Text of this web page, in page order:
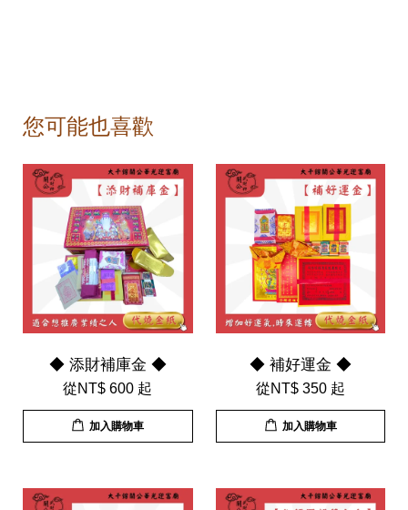
您可能也喜歡
◆ 添財補庫金 ◆
從NT$ 600 起
加入購物車
◆ 補好運金 ◆
從NT$ 350 起
加入購物車